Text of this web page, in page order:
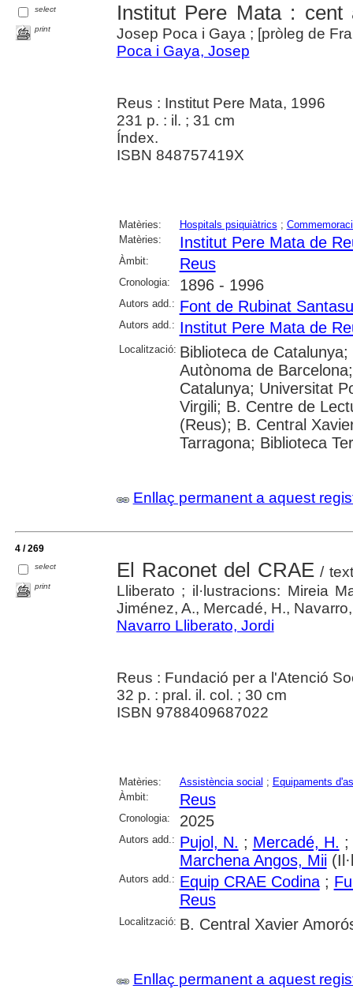
select
print
Institut Pere Mata : cent
Josep Poca i Gaya ; [pròleg de
Poca i Gaya, Josep
Reus : Institut Pere Mata, 1996
231 p. : il. ; 31 cm
Índex.
ISBN 848757419X
Matèries: Hospitals psiquiàtrics ;
Matèries:
Institut Pere Mata de
Àmbit: Reus
Cronologia: 1896 - 1996
Autors add.: Font de Rubinat
Autors add.: Institut Pere Mata de
Localització: Biblioteca de
Autònoma de
Catalunya; Universitat
Virgili; B. Centre de
(Reus); B. Central
Tarragona; Biblioteca
Enllaç permanent a aquest
4 / 269
select
print
El Raconet del CRAE/
Lliberato ; il·lustracions: Mireia
Jiménez, A., Mercadé, H.,
Navarro Lliberato, Jordi
Reus : Fundació per a l'Atenció
32 p. : pral. il. col. ; 30 cm
ISBN 9788409687022
Matèries: Assistència social ; Equipaments
Àmbit:
Reus
Cronologia: 2025
Autors add.: Pujol, N. ; Mercadé, H. ;
Marchena Angos, Mii
Autors add.: Equip CRAE Codina;
Reus
Localització: B. Central Xavier
Enllaç permanent a aquest